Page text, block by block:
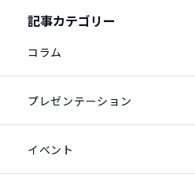
記事カテゴリー
コラム
プレゼンテーション
イベント